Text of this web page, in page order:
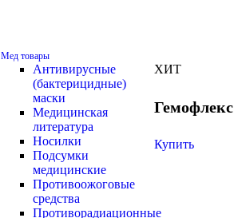
Мед товары
Антивирусные
(бактерицидные)
маски
Медицинская
литература
Носилки
Подсумки
медицинские
Противоожоговые
средства
Противорадиационные
ХИТ
Гемофлекс
Купить